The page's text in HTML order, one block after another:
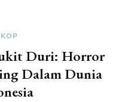
Duri: Horror
Dalam Dunia